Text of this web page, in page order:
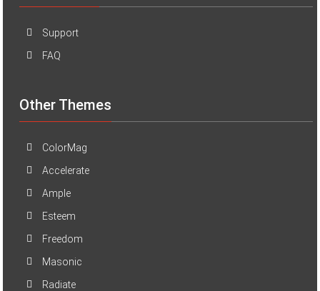
Support
FAQ
Other Themes
ColorMag
Accelerate
Ample
Esteem
Freedom
Masonic
Radiate